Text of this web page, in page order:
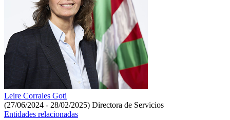
Leire Corrales Goti
(27/06/2024 - 28/02/2025) Directora de Servicios
Entidades relacionadas